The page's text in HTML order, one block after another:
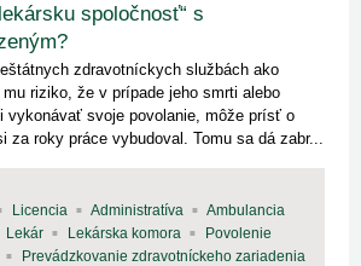
spoločnosť“ s
zdravotníckych službách ako
riziko, že v prípade jeho smrti alebo
vykonávať svoje povolanie, môže prísť o
za roky práce vybudoval. Tomu sa dá zabr...
Licencia Administratíva
Ambulancia
Lekár Lekárska komora
Povolenie
Prevádzkovanie zdravotníckeho zariadenia